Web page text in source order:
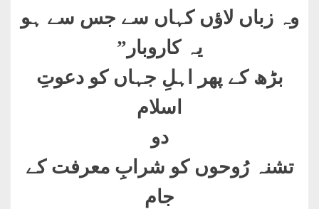
وہ زباں لاؤں کہاں سے جس سے ہو
یہ کاروبار ”
بڑھ کے پھر اہلِ جہاں کو دعوتِ
اسلام
دو
تشنہ رُوحوں کو شرابِ معرفت کے
جام